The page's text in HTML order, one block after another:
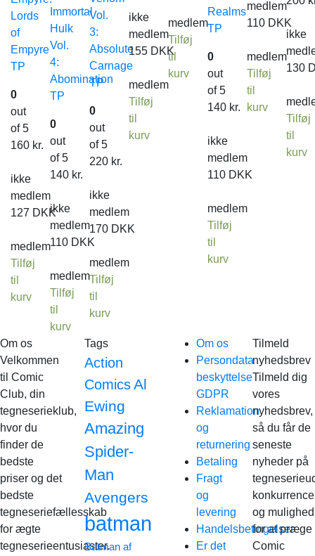
Lords
of
Empyre
TP
0
out
of 5
160 kr.
ikke
medlem
127 DKK
medlem
Tilføj
til
kurv
Immortal
Hulk
Vol.
4:
Abomination
TP
0
out
of 5
140 kr.
ikke
medlem
110 DKK
medlem
Tilføj
til
kurv
Vol.
3:
Absolute
Carnage
TP
0
out
of 5
220 kr.
ikke
medlem
170 DKK
medlem
Tilføj
til
kurv
ikke
medlem
155 DKK
medlem
Tilføj
til
kurv
medlem
Tilføj
til
kurv
Realms
TP
0
out
of 5
140 kr.
ikke
medlem
110 DKK
medlem
Tilføj
til
kurv
medlem
110 DKK
medlem
Tilføj
til
kurv
ikke
130
Tilføj
til
kurv
Om os
Velkommen
til Comic
Club, din
tegneserieklub,
hvor du
finder de
bedste
priser og det
bedste
tegneseriefællesskab
for ægte
tegneserieentusiaster.
Tags
Action
Comics Al
Ewing
Amazing
Spider-
Man
Avengers
batman
Batman af
Om os
Persondata
beskyttelse
GDPR
Reklamation
og
returnering
Betaling
Fragt
og
levering
Handelsbetingelser
Er det
Tilmeld
nyhedsbrev
Tilmeld dig
vores
nyhedsbrev,
så du får de
seneste
nyheder på
og mulighed
for at præge
Comic